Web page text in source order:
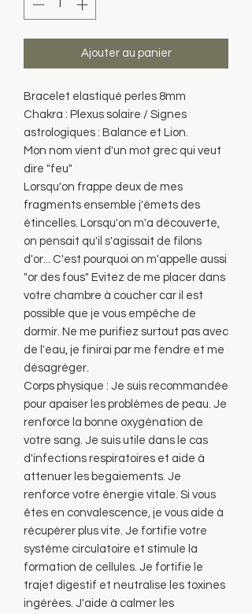
Ajouter au panier
Bracelet elastiqué perles 8mm
Chakra : Plexus solaire / Signes
astrologiques : Balance et Lion.
Mon nom vient d'un mot grec qui veut
dire "feu"
Lorsqu'on frappe deux de mes
fragments ensemble j'émets des
étincelles. Lorsqu'on m'a découverte,
on pensait qu'il s'agissait de filons
d'or... C'est pourquoi on m'appelle aussi
"or des fous" Evitez de me placer dans
votre chambre à coucher car il est
possible que je vous empêche de
dormir. Ne me purifiez surtout pas avec
de l'eau, je finirai par me fendre et me
désagréger.
Corps physique : Je suis recommandée
pour apaiser les problèmes de peau. Je
renforce la bonne oxygénation de
votre sang. Je suis utile dans le cas
d'infections respiratoires et aide à
attenuer les begaiements. Je
renforce votre énergie vitale. Si vous
êtes en convalescence, je vous aide à
récupérer plus vite. Je fortifie votre
système circulatoire et stimule la
formation de cellules. Je fortifie le
trajet digestif et neutralise les toxines
ingérées. J'aide à calmer les